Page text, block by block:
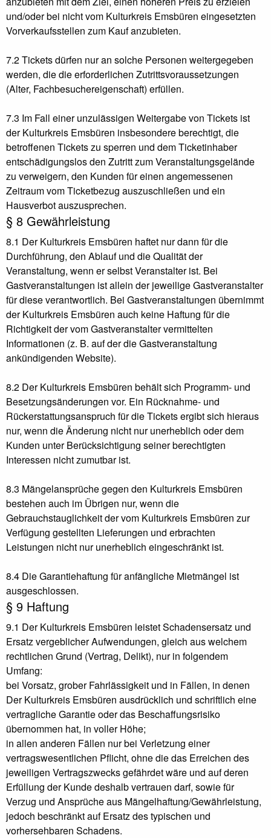
und/oder bei nicht vom Kulturkreis Emsbüren eingesetzten
Vorverkaufsstellen zum Kauf anzubieten.
7.2 Tickets dürfen nur an solche Personen weitergegeben
werden, die die erforderlichen Zutrittsvoraussetzungen
(Alter, Fachbesuchereigenschaft) erfüllen.
7.3 Im Fall einer unzulässigen Weitergabe von Tickets ist
der Kulturkreis Emsbüren insbesondere berechtigt, die
betroffenen Tickets zu sperren und dem Ticketinhaber
entschädigungslos den Zutritt zum Veranstaltungsgelände
zu verweigern, den Kunden für einen angemessenen
Zeitraum vom Ticketbezug auszuschließen und ein
Hausverbot auszusprechen.
§ 8 Gewährleistung
8.1 Der Kulturkreis Emsbüren haftet nur dann für die
Durchführung, den Ablauf und die Qualität der
Veranstaltung, wenn er selbst Veranstalter ist. Bei
Gastveranstaltungen ist allein der jeweilige Gastveranstalter
für diese verantwortlich. Bei Gastveranstaltungen übernimmt
der Kulturkreis Emsbüren auch keine Haftung für die
Richtigkeit der vom Gastveranstalter vermittelten
Informationen (z. B. auf der die Gastveranstaltung
ankündigenden Website).
8.2 Der Kulturkreis Emsbüren behält sich Programm- und
Besetzungsänderungen vor. Ein Rücknahme- und
Rückerstattungsanspruch für die Tickets ergibt sich hieraus
nur, wenn die Änderung nicht nur unerheblich oder dem
Kunden unter Berücksichtigung seiner berechtigten
Interessen nicht zumutbar ist.
8.3 Mängelansprüche gegen den Kulturkreis Emsbüren
bestehen auch im Übrigen nur, wenn die
Gebrauchstauglichkeit der vom Kulturkreis Emsbüren zur
Verfügung gestellten Lieferungen und erbrachten
Leistungen nicht nur unerheblich eingeschränkt ist.
8.4 Die Garantiehaftung für anfängliche Mietmängel ist
ausgeschlossen.
§ 9 Haftung
9.1 Der Kulturkreis Emsbüren leistet Schadensersatz und
Ersatz vergeblicher Aufwendungen, gleich aus welchem
rechtlichen Grund (Vertrag, Delikt), nur in folgendem
Umfang:
bei Vorsatz, grober Fahrlässigkeit und in Fällen, in denen
Der Kulturkreis Emsbüren ausdrücklich und schriftlich eine
vertragliche Garantie oder das Beschaffungsrisiko
übernommen hat, in voller Höhe;
in allen anderen Fällen nur bei Verletzung einer
vertragswesentlichen Pflicht, ohne die das Erreichen des
jeweiligen Vertragszwecks gefährdet wäre und auf deren
Erfüllung der Kunde deshalb vertrauen darf, sowie für
Verzug und Ansprüche aus Mängelhaftung/Gewährleistung,
jedoch beschränkt auf Ersatz des typischen und
vorhersehbaren Schadens.